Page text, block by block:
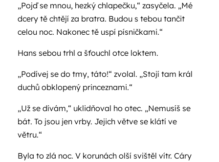
„Pojď se mnou, hezký chlapečku,“ zasyčela. „Mé
dcery tě chtějí za bratra. Budou s tebou tančit
celou noc. Nakonec tě uspí písničkami.“
Hans sebou trhl a šťouchl otce loktem.
„Podívej se do tmy, táto!“ zvolal. „Stojí tam král
duchů obklopený princeznami.“
„Už se dívám,“ uklidňoval ho otec. „Nemusíš se
bát. To jsou jen vrby. Jejich větve se klátí ve
větru.“
Byla to zlá noc. V korunách olší svištěl vítr. Cáry